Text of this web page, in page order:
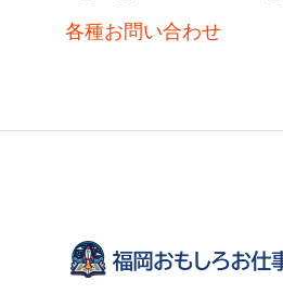
各種お問い合わせ